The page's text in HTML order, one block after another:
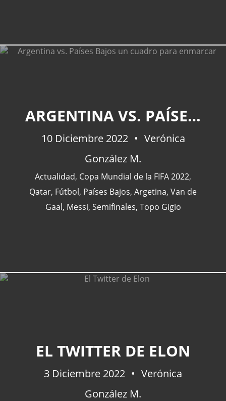
ARGENTINA VS. PAÍSES BAJOS UN CUADRO PARA ENMARCAR
10 Diciembre 2022
Verónica
González M.
Actualidad, Copa Mundial de la FIFA 2022,
Qatar, Fútbol, Países Bajos, Argetina, Van de
Gaal, Messi, Semifinales, Topo Gigio
EL TWITTER DE ELON
3 Diciembre 2022
Verónica
González M.